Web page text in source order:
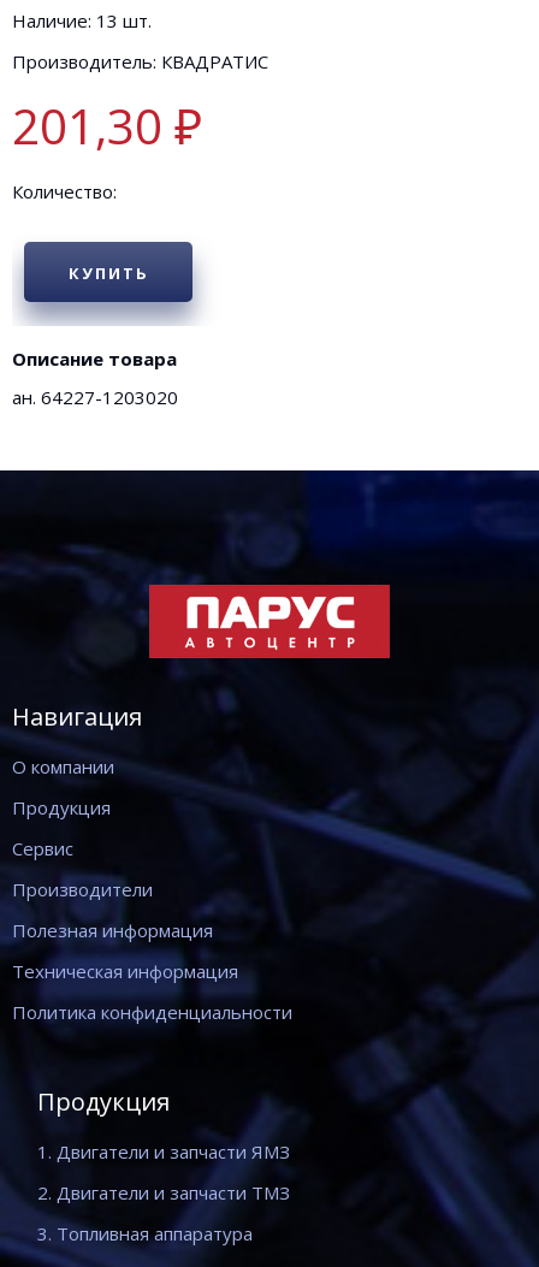
Наличие: 13 шт.
Производитель: КВАДРАТИС
201,30 ₽
Количество:
КУПИТЬ
Описание товара
ан. 64227-1203020
Навигация
О компании
Продукция
Сервис
Производители
Полезная информация
Техническая информация
Политика конфиденциальности
Продукция
1. Двигатели и запчасти ЯМЗ
2. Двигатели и запчасти ТМЗ
3. Топливная аппаратура